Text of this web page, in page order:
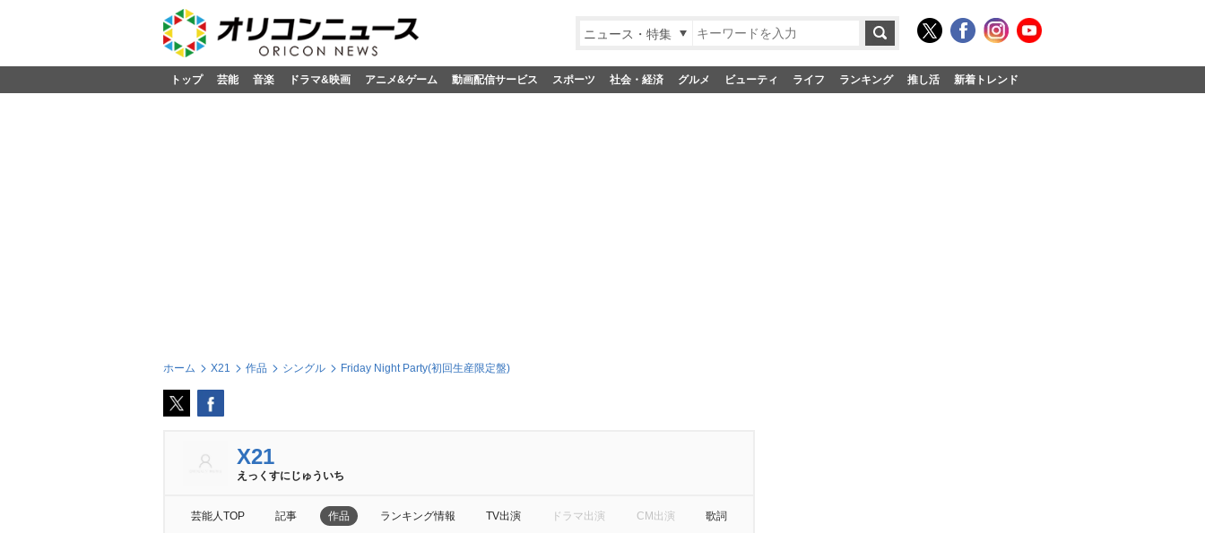
ニュース・特集
トップ 芸能 音楽 ドラマ&映画 アニメ&ゲーム 動画配信サービス スポーツ 社会・経済 グルメ ビューティ ライフ ランキング 推し活 新着トレンド
ホーム X21 作品 シングル Friday Night Party(初回生産限定盤)
X21
えっくすにじゅういち
芸能人TOP 記事 作品 ランキング情報 TV出演 ドラマ出演 CM出演 歌詞